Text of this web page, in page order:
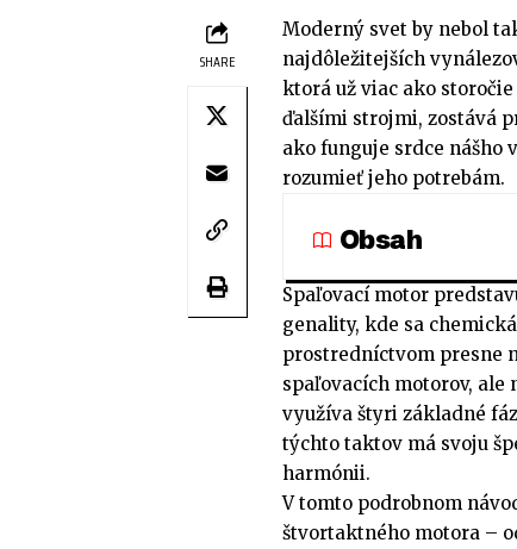
SHARE
Moderný svet by nebol
najdôležitejších
ktorá už viac ako
ďalšími strojmi, zostává
ako funguje srdce nášho
rozumieť jeho potrebám.
Obsah
Spaľovací motor
genality, kde sa
prostredníctvom presne
spaľovacích motorov,
využíva štyri základné
týchto taktov má svoju
harmónii.
V tomto podrobnom
štvortaktného motora –